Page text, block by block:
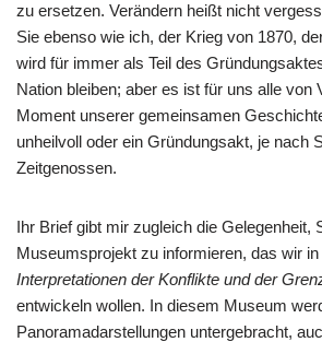
zu ersetzen. Verändern heißt nicht
Sie ebenso wie ich, der Krieg von 1870,
wird für immer als Teil des
Nation bleiben; aber es ist für uns alle von
Moment unserer gemeinsamen
unheilvoll oder ein Gründungsakt, je nach
Zeitgenossen.
Ihr Brief gibt mir zugleich die Gelegenheit,
Museumsprojekt zu informieren, das wir
Interpretationen der Konflikte und der
entwickeln wollen. In diesem Museum
Panoramadarstellungen untergebracht,